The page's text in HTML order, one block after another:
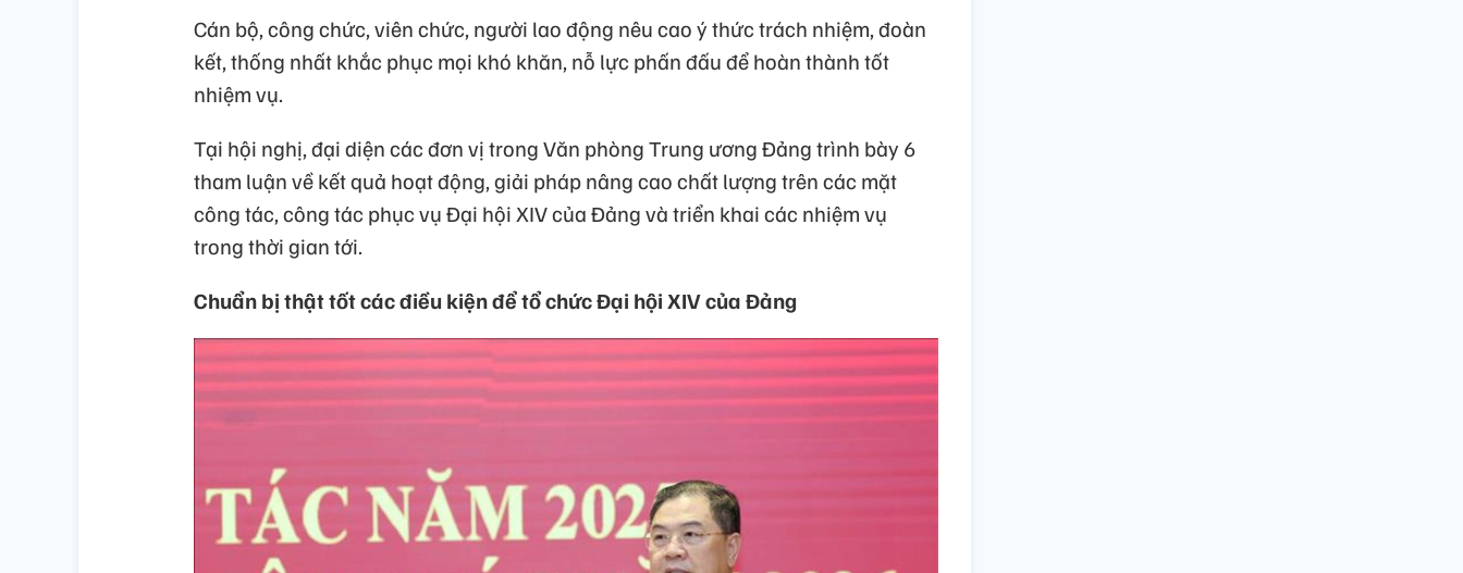
Cán bộ, công chức, viên chức, người lao động nêu cao ý thức trách nhiệm, đoàn
kết, thống nhất khắc phục mọi khó khăn, nỗ lực phấn đấu để hoàn thành tốt
nhiệm vụ.
Tại hội nghị, đại diện các đơn vị trong Văn phòng Trung ương Đảng trình bày 6
tham luận về kết quả hoạt động, giải pháp nâng cao chất lượng trên các mặt
công tác, công tác phục vụ Đại hội XIV của Đảng và triển khai các nhiệm vụ
trong thời gian tới.
Chuẩn bị thật tốt các điều kiện để tổ chức Đại hội XIV của Đảng